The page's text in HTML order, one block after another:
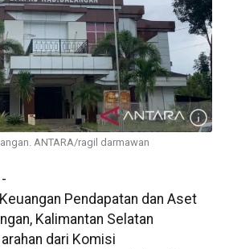
ANTARA/ragil darmawan
Pendapatan dan Aset
Kalimantan Selatan
dari Komisi